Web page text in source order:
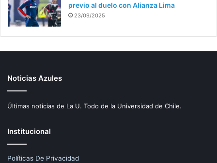
previo al duelo con Alianza Lima
23/09/2025
Noticias Azules
Últimas noticias de La U. Todo de la Universidad de Chile.
Institucional
Políticas De Privacidad